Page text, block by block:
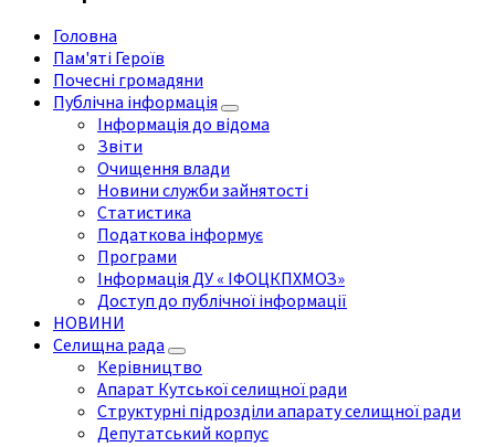
Головна
Пам'яті Героїв
Почесні громадяни
Публічна інформація
Інформація до відома
Звіти
Очищення влади
Новини служби зайнятості
Статистика
Податкова інформує
Програми
Інформація ДУ « ІФОЦКПХМОЗ»
Доступ до публічної інформації
НОВИНИ
Селищна рада
Керівництво
Апарат Кутської селищної ради
Структурні підрозділи апарату селищної ради
Депутатський корпус